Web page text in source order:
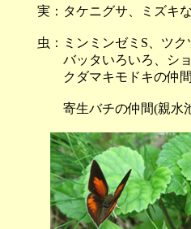
実：タケニグサ、ミズキ
虫：ミンミンゼミS、ツ
バッタいろいろ、ショ
クダマキモドキの仲間
寄生バチの仲間(親水池